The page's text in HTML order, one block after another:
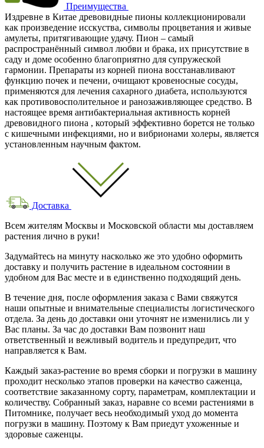
Преимущества
Издревне в Китае древовидные пионы коллекционировали
как произведение исскуства, символы процветания и живые
амулеты, притягивающие удачу. Пион – самый
распространённый символ любви и брака, их присутствие в
саду и доме особенно благоприятно для супружеской
гармонии. Препараты из корней пиона восстанавливают
функцию почек и печени, очищают кровеносные сосуды,
применяются для лечения сахарного диабета, используются
как противовосполительное и ранозаживляющее средство. В
настоящее время антибактериальная активность корней
древовидного пиона , который эффективно борется не только
с кишечными инфекциями, но и вибрионами холеры, является
установленным научным фактом.
Доставка
Всем жителям Москвы и Московской области мы доставляем
растения лично в руки!
Задумайтесь на минуту насколько же это удобно оформить
доставку и получить растение в идеальном состоянии в
удобном для Вас месте и в единственно подходящий день.
В течение дня, после оформления заказа с Вами свяжутся
наши опытные и внимательные специалисты логистического
отдела. За день до доставки они уточнят не изменились ли у
Вас планы. За час до доставки Вам позвонит наш
ответственный и вежливый водитель и предупредит, что
направляется к Вам.
Каждый заказ-растение во время сборки и погрузки в машину
проходит несколько этапов проверки на качество саженца,
соответствие заказанному сорту, параметрам, комплектации и
количеству. Собранный заказ, наравне со всеми растениями в
Питомнике, получает весь необходимый уход до момента
погрузки в машину. Поэтому к Вам приедут ухоженные и
здоровые саженцы.